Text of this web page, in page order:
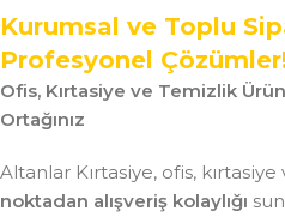
Kurumsal ve Toplu
Profesyonel
Ofis, Kırtasiye ve Temizlik
Ortağınız
Altanlar Kırtasiye, ofis,
noktadan alışveriş kolaylığı